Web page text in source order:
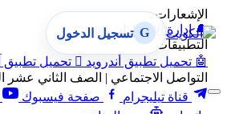
الإشعارات
🔔 إدارة الإشعارات
التطبيقات
🤖 تحميل تطبيق أندرويد  تحميل تطبيق
التواصل الاجتماعي | الصف الثاني عشر
قناة تيليجرام
صفحة فيسبوك
G تسجيل الدخول